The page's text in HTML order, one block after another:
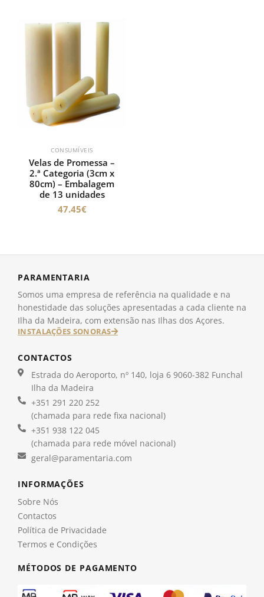
CONSUMÍVEIS
Velas de Promessa –
2.ª Categoria (3cm x
80cm) – Embalagem
de 13 unidades
47.45€
PARAMENTARIA
Somos uma empresa de referência na qualidade e na
honestidade das soluções apresentadas a cada cliente na
Ilha da Madeira, com extensão nas Ilhas dos Açores.
INSTALAÇÕES SONORAS
CONTACTOS
Estrada do Aeroporto, nº 140, loja 6 9060-382 Funchal
Ilha da Madeira
+351 291 220 252
(chamada para rede fixa nacional)
+351 938 122 045
(chamada para rede móvel nacional)
geral@paramentaria.com
INFORMAÇÕES
Sobre Nós
Contactos
Política de Privacidade
Termos e Condições
MÉTODOS DE PAGAMENTO